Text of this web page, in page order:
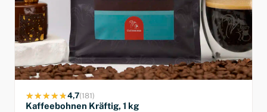
4,7(181)
Kaffeebohnen Kräftig, 1 kg